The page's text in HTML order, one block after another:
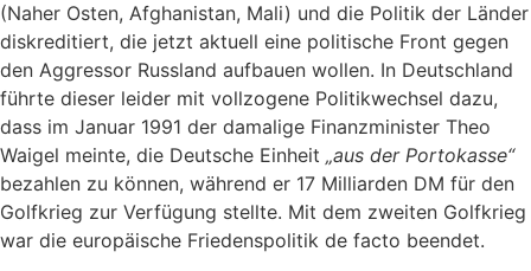
(Naher Osten, Afghanistan, Mali) und die Politik der Länder
diskreditiert, die jetzt aktuell eine politische Front gegen
den Aggressor Russland aufbauen wollen. In Deutschland
führte dieser leider mit vollzogene Politikwechsel dazu,
dass im Januar 1991 der damalige Finanzminister Theo
Waigel meinte, die Deutsche Einheit „aus der Portokasse“
bezahlen zu können, während er 17 Milliarden DM für den
Golfkrieg zur Verfügung stellte. Mit dem zweiten Golfkrieg
war die europäische Friedenspolitik de facto beendet.